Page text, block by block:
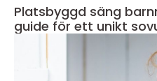
Platsbyggd säng
guide för ett unikt